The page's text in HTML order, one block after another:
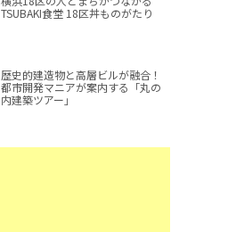
TSUBAKI食堂 18区丼ものがたり
歴史的建造物と高層ビルが融合！
都市開発マニアが案内する「丸の
内建築ツアー」